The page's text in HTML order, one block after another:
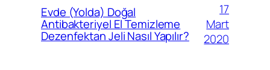
Evde (Yolda) Doğal
Antibakteriyel El Temizleme
Dezenfektan Jeli Nasıl Yapılır?
17
Mart
2020